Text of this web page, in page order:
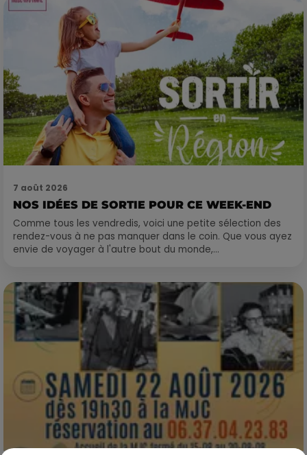
7 août 2026
NOS IDÉES DE SORTIE POUR CE WEEK-END
Comme tous les vendredis, voici une petite sélection des
rendez-vous à ne pas manquer dans le coin. Que vous ayez
envie de voyager à l'autre bout du monde,...